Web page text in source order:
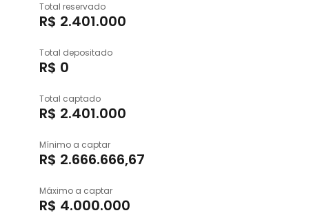
Total reservado
R$ 2.401.000
Total depositado
R$ 0
Total captado
R$ 2.401.000
Mínimo a captar
R$ 2.666.666,67
Máximo a captar
R$ 4.000.000